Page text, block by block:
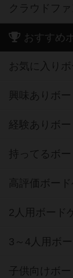
クラウドフ
おすすめ
お気に入り
興味ありボ
経験ありボ
持ってるボ
高評価ボー
2人用ボード
3～4人用ボ
子供向けボ